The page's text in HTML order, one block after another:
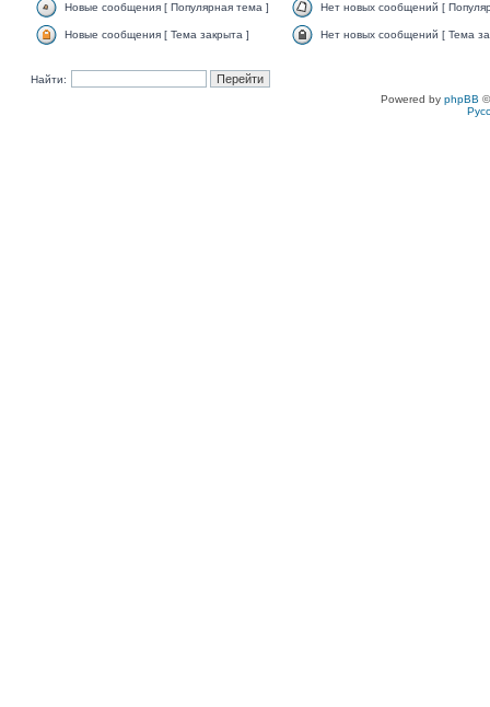
Новые сообщения [ Популярная тема ] Нет новых сообщений [
Новые сообщения [ Тема закрыта ] Нет новых сообщений [ Тема
Найти:
Powered by phpBB